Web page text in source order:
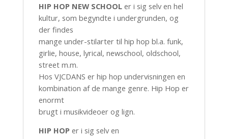
HIP HOP NEW SCHOOLer i sig selv en hel
kultur, som begyndte i undergrunden, og
der findes
mange under-stilarter til hip hop bl.a. funk,
girlie, house, lyrical, newschool, oldschool,
street m.m.
Hos VJCDANS er hip hop undervisningen en
kombination af de mange genre. Hip Hop er
enormt
brugt i musikvideoer og lign.
HIP HOP er i sig selv en